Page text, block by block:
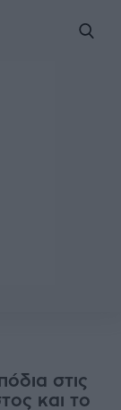
στις
και το